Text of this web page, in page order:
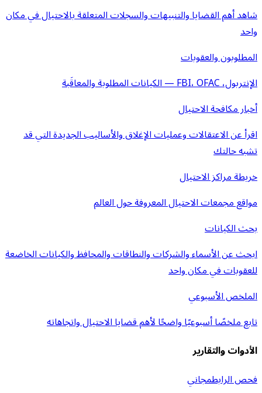
شاهد أهم القضايا والتنبيهات والسجلات المتعلقة بالاحتيال في مكان
واحد
المطلوبون والعقوبات
الإنتربول، FBI، OFAC — الكيانات المطلوبة والمعاقَبة
أخبار مكافحة الاحتيال
اقرأ عن الاعتقالات وعمليات الإغلاق والأساليب الجديدة التي قد
تشبه حالتك
خريطة مراكز الاحتيال
مواقع مجمعات الاحتيال المعروفة حول العالم
بحث الكيانات
ابحث عن الأسماء والشركات والنطاقات والمحافظ والكيانات الخاضعة
للعقوبات في مكان واحد
الملخص الأسبوعي
تابع ملخصًا أسبوعيًا واضحًا لأهم قضايا الاحتيال واتجاهاته
الأدوات والتقارير
فحص الرابطمجاني